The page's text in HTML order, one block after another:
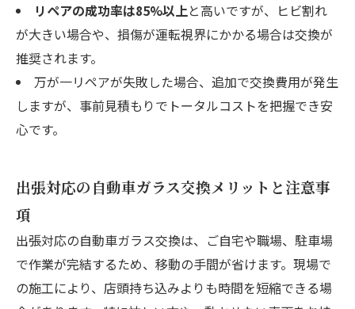
リペアの成功率は85%以上と高いですが、ヒビ割れ
が大きい場合や、損傷が運転視界にかかる場合は交換が
推奨されます。
万が一リペアが失敗した場合、追加で交換費用が発生
しますが、事前見積もりでトータルコストを把握でき安
心です。
出張対応の自動車ガラス交換メリットと注意事
項
出張対応の自動車ガラス交換は、ご自宅や職場、駐車場
で作業が完結するため、移動の手間が省けます。現場で
の施工により、店頭持ち込みよりも時間を短縮できる場